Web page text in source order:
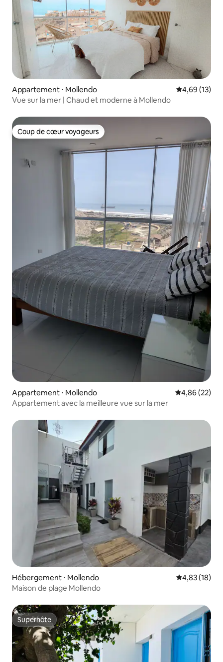
Appartement ⋅ Mollendo Évaluation
4,69 (13)
Vue sur la mer | Chaud et moderne à Mollendo
Coup de cœur voyageurs
Coup de cœur voyageurs
Appartement ⋅ Mollendo Évaluation
4,86 (22)
Appartement avec la meilleure vue sur la mer
Hébergement ⋅ Mollendo Évaluation
4,83 (18)
Maison de plage Mollendo
Superhôte
Superhôte